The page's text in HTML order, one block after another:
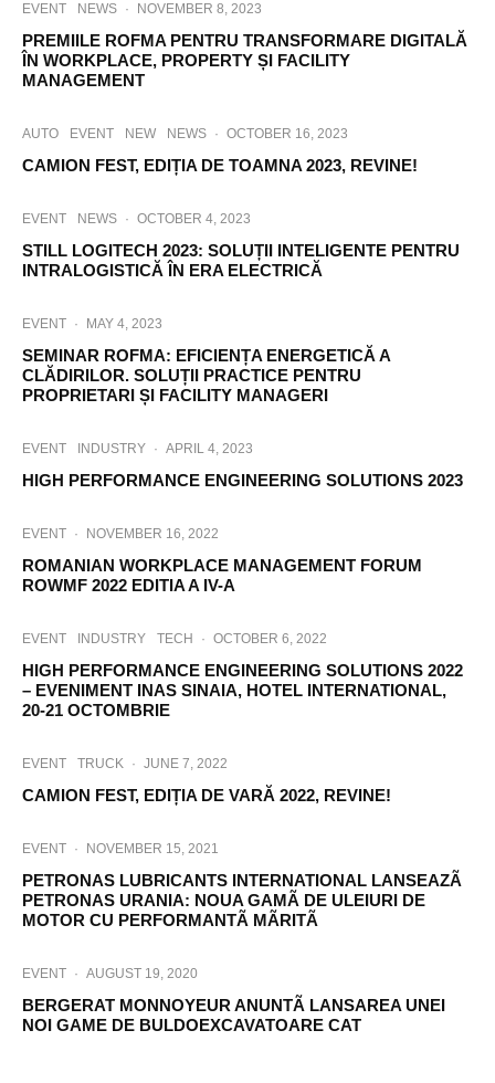
EVENT NEWS · NOVEMBER 8, 2023
PREMIILE ROFMA PENTRU TRANSFORMARE DIGITALĂ
ÎN WORKPLACE, PROPERTY ȘI FACILITY
MANAGEMENT
AUTO EVENT NEW NEWS · OCTOBER 16, 2023
CAMION FEST, EDIȚIA DE TOAMNA 2023, REVINE!
EVENT NEWS · OCTOBER 4, 2023
STILL LOGITECH 2023: SOLUȚII INTELIGENTE PENTRU
INTRALOGISTICĂ ÎN ERA ELECTRICĂ
EVENT · MAY 4, 2023
SEMINAR ROFMA: EFICIENȚA ENERGETICĂ A
CLĂDIRILOR. SOLUȚII PRACTICE PENTRU
PROPRIETARI ȘI FACILITY MANAGERI
EVENT INDUSTRY · APRIL 4, 2023
HIGH PERFORMANCE ENGINEERING SOLUTIONS 2023
EVENT · NOVEMBER 16, 2022
ROMANIAN WORKPLACE MANAGEMENT FORUM
ROWMF 2022 EDITIA A IV-A
EVENT INDUSTRY TECH · OCTOBER 6, 2022
HIGH PERFORMANCE ENGINEERING SOLUTIONS 2022
– EVENIMENT INAS SINAIA, HOTEL INTERNATIONAL,
20-21 OCTOMBRIE
EVENT TRUCK · JUNE 7, 2022
CAMION FEST, EDIȚIA DE VARĂ 2022, REVINE!
EVENT · NOVEMBER 15, 2021
PETRONAS LUBRICANTS INTERNATIONAL LANSEAZÃ
PETRONAS URANIA: NOUA GAMÃ DE ULEIURI DE
MOTOR CU PERFORMANTÃ MÃRITÃ
EVENT · AUGUST 19, 2020
BERGERAT MONNOYEUR ANUNTÃ LANSAREA UNEI
NOI GAME DE BULDOEXCAVATOARE CAT